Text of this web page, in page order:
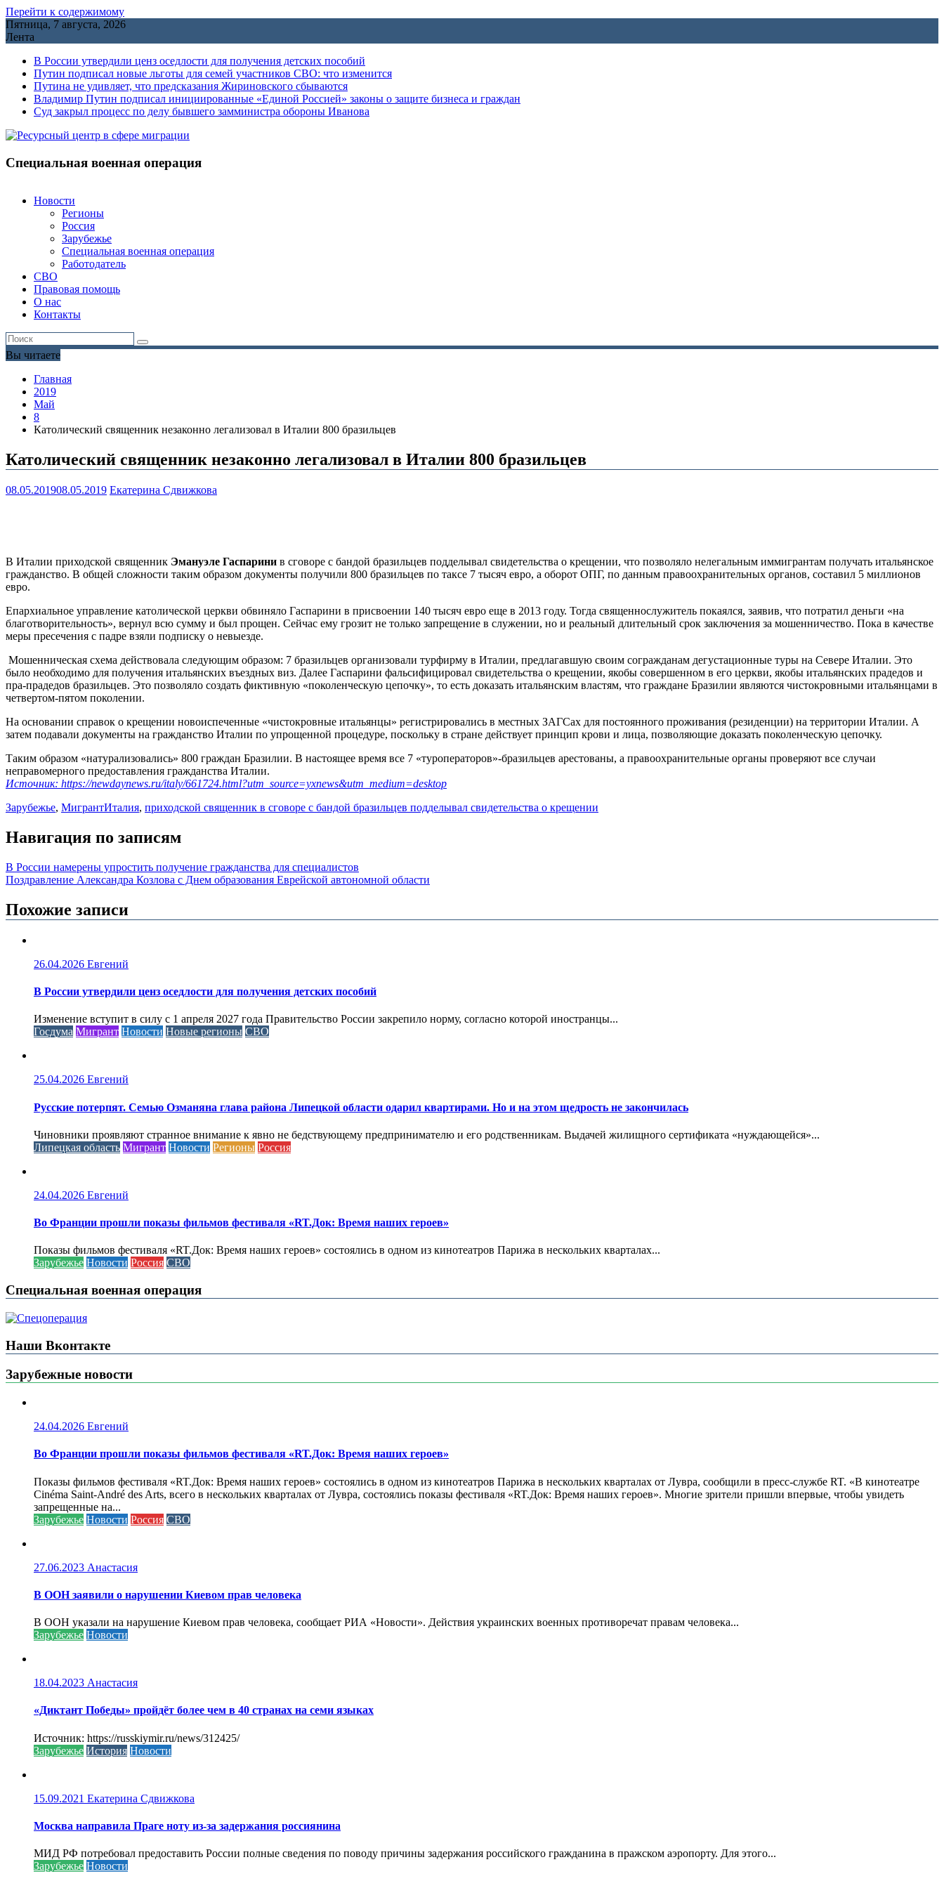
Перейти к содержимому
Пятница, 7 августа, 2026
Лента
В России утвердили ценз оседлости для получения детских пособий
Путин подписал новые льготы для семей участников СВО: что изменится
Путина не удивляет, что предсказания Жириновского сбываются
Владимир Путин подписал инициированные «Единой Россией» законы о защите бизнеса и граждан
Cуд закрыл процесс по делу бывшего замминистра обороны Иванова
Специальная военная операция
Новости
Регионы
Россия
Зарубежье
Специальная военная операция
Работодатель
СВО
Правовая помощь
О нас
Контакты
Вы читаете
Главная
2019
Май
8
Католический священник незаконно легализовал в Италии 800 бразильцев
Католический священник незаконно легализовал в Италии 800 бразильцев
08.05.201908.05.2019 Екатерина Сдвижкова
В Италии приходской священник Эмануэле Гаспарини в сговоре с бандой бразильцев подделывал свидетельства о крещении, что позволяло нелегальным иммигрантам получать итальянское
гражданство. В общей сложности таким образом документы получили 800 бразильцев по таксе 7 тысяч евро, а оборот ОПГ, по данным правоохранительных органов, составил 5 миллионов
евро.
Епархиальное управление католической церкви обвиняло Гаспарини в присвоении 140 тысяч евро еще в 2013 году. Тогда священнослужитель покаялся, заявив, что потратил деньги «на
благотворительность», вернул всю сумму и был прощен. Сейчас ему грозит не только запрещение в служении, но и реальный длительный срок заключения за мошенничество. Пока в качестве
меры пресечения с падре взяли подписку о невыезде.
Мошенническая схема действовала следующим образом: 7 бразильцев организовали турфирму в Италии, предлагавшую своим согражданам дегустационные туры на Севере Италии. Это
было необходимо для получения итальянских въездных виз. Далее Гаспарини фальсифицировал свидетельства о крещении, якобы совершенном в его церкви, якобы итальянских прадедов и
пра-прадедов бразильцев. Это позволяло создать фиктивную «поколенческую цепочку», то есть доказать итальянским властям, что граждане Бразилии являются чистокровными итальянцами в
четвертом-пятом поколении.
На основании справок о крещении новоиспеченные «чистокровные итальянцы» регистрировались в местных ЗАГСах для постоянного проживания (резиденции) на территории Италии. А
затем подавали документы на гражданство Италии по упрощенной процедуре, поскольку в стране действует принцип крови и лица, позволяющие доказать поколенческую цепочку.
Таким образом «натурализовались» 800 граждан Бразилии. В настоящее время все 7 «туроператоров»-бразильцев арестованы, а правоохранительные органы проверяют все случаи
неправомерного предоставления гражданства Италии.
Источник: https://newdaynews.ru/italy/661724.html?utm_source=yxnews&utm_medium=desktop
Зарубежье, МигрантИталия, приходской священник в сговоре с бандой бразильцев подделывал свидетельства о крещении
Навигация по записям
В России намерены упростить получение гражданства для специалистов
Поздравление Александра Козлова с Днем образования Еврейской автономной области
Похожие записи
26.04.2026 Евгений
В России утвердили ценз оседлости для получения детских пособий
Изменение вступит в силу с 1 апреля 2027 года Правительство России закрепило норму, согласно которой иностранцы...
Госдума Мигрант Новости Новые регионы СВО
25.04.2026 Евгений
Русские потерпят. Семью Озманяна глава района Липецкой области одарил квартирами. Но и на этом щедрость не закончилась
Чиновники проявляют странное внимание к явно не бедствующему предпринимателю и его родственникам. Выдачей жилищного сертификата «нуждающейся»...
Липецкая область Мигрант Новости Регионы Россия
24.04.2026 Евгений
Во Франции прошли показы фильмов фестиваля «RT.Док: Время наших героев»
Показы фильмов фестиваля «RT.Док: Время наших героев» состоялись в одном из кинотеатров Парижа в нескольких кварталах...
Зарубежье Новости Россия СВО
Специальная военная операция
Наши Вконтакте
Зарубежные новости
24.04.2026 Евгений
Во Франции прошли показы фильмов фестиваля «RT.Док: Время наших героев»
Показы фильмов фестиваля «RT.Док: Время наших героев» состоялись в одном из кинотеатров Парижа в нескольких кварталах от Лувра, сообщили в пресс-службе RT. «В кинотеатре
Cinéma Saint-André des Arts, всего в нескольких кварталах от Лувра, состоялись показы фестиваля «RT.Док: Время наших героев». Многие зрители пришли впервые, чтобы увидеть
запрещенные на...
Зарубежье Новости Россия СВО
27.06.2023 Анастасия
В ООН заявили о нарушении Киевом прав человека
В ООН указали на нарушение Киевом прав человека, сообщает РИА «Новости». Действия украинских военных противоречат правам человека...
Зарубежье Новости
18.04.2023 Анастасия
«Диктант Победы» пройдёт более чем в 40 странах на семи языках
Источник: https://russkiymir.ru/news/312425/
Зарубежье История Новости
15.09.2021 Екатерина Сдвижкова
Москва направила Праге ноту из-за задержания россиянина
МИД РФ потребовал предоставить России полные сведения по поводу причины задержания российского гражданина в пражском аэропорту. Для этого...
Зарубежье Новости